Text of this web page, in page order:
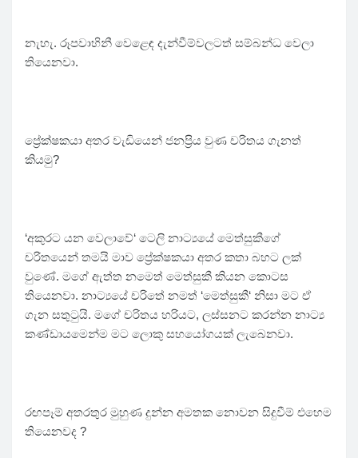
නැහැ. රූපවාහිනී වෙළෙඳ දැන්වීම්වලටත් සම්බන්ධ වෙලා
තියෙනවා.
ප්‍රේක්ෂකයා අතර වැඩියෙන් ජනප්‍රිය වුණ චරිතය ගැනත්
කියමු?
‘අකුරට යන වෙලාවේ‘ ටෙලි නාට්‍යයේ මෙත්සුකීගේ
චරිතයෙන් තමයි මාව ප්‍රේක්ෂකයා අතර කතා බහට ලක්
වුණේ. මගේ ඇත්ත නමෙත් මෙත්සුකී කියන කොටස
තියෙනවා. නාට්‍යයේ චරිතේ නමත් ‘මෙත්සුකී‘ නිසා මට ඒ
ගැන සතුටුයි. මගේ චරිතය හරියට, ලස්සනට කරන්න නාට්‍ය
කණ්ඩායමෙන්ම මට ලොකු සහයෝගයක් ලැබෙනවා.
රඟපෑම් අතරතුර මුහුණ දුන්න අමතක නොවන සිදුවීම් එහෙම
තියෙනවද ?